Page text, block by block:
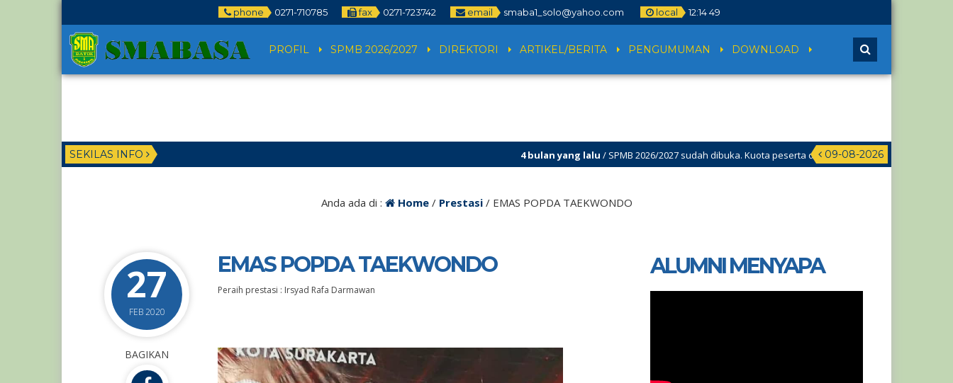
phone 0271-710785 fax 0271-723742 email smaba1_solo@yahoo.com local 12:1449
PROFIL SPMB 2026/2027 DIREKTORI ARTIKEL/BERITA PENGUMUMAN DOWNLOAD
SEKILAS INFO 09-08-2026
4 bulan yang lalu/ SPMB 2026/2027 sudah dibuka. Kuota peserta didik hampir penuh. Silakan segera
dan SPMB ditutup!
Anda ada di : Home/ Prestasi/ EMAS POPDA TAEKWONDO
27
FEB 2020
EMAS POPDA TAEKWONDO
Peraih prestasi : Irsyad Rafa Darmawan
BAGIKAN
ALUMNI MENYAPA